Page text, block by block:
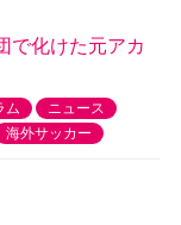
で化けた元アカ
ム
ニュース
海外サッカー